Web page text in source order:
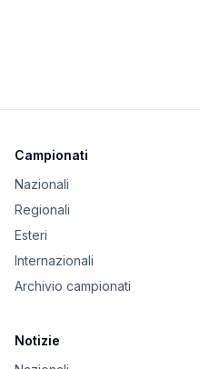
Campionati
Nazionali
Regionali
Esteri
Internazionali
Archivio campionati
Notizie